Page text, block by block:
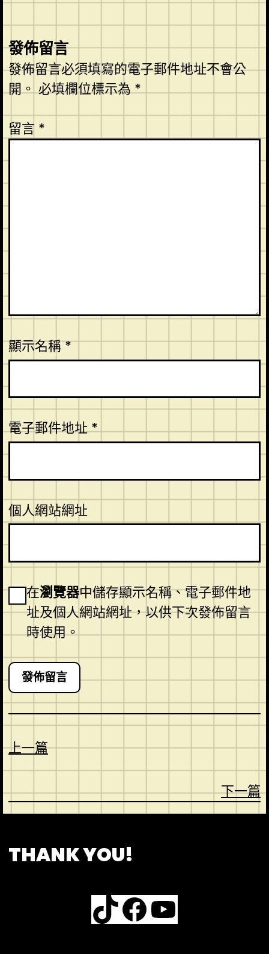
發佈留言
發佈留言必須填寫的電子郵件地址不會公
開。必填欄位標示為*
留言 *
顯示名稱*
電子郵件地址*
個人網站網址
在瀏覽器中儲存顯示名稱、電子郵件地
址及個人網站網址，以供下次發佈留言
時使用。
上一篇
下一篇
THANK YOU!
TikTok Facebook YouTube